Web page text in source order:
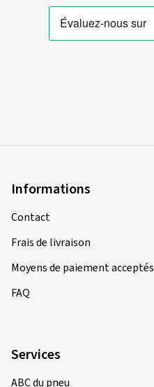
Informations
Contact
Frais de livraison
Moyens de paiement acceptés
FAQ
Services
ABC du pneu